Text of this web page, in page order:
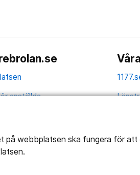
webbplatsen ska fungera för
anställda